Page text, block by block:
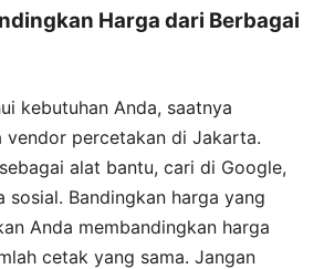
Harga dari Berbagai
kebutuhan Anda, saatnya
vendor percetakan di Jakarta.
alat bantu, cari di Google,
sosial. Bandingkan harga yang
Anda membandingkan harga
cetak yang sama. Jangan